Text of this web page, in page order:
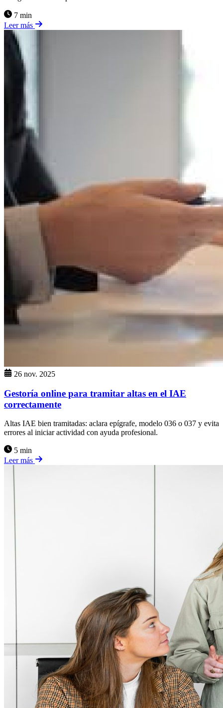
7 min
Leer más
26 nov. 2025
Gestoría online para tramitar altas en el IAE
correctamente
Altas IAE bien tramitadas: aclara epígrafe, modelo 036 o 037 y evita
errores al iniciar actividad con ayuda profesional.
5 min
Leer más